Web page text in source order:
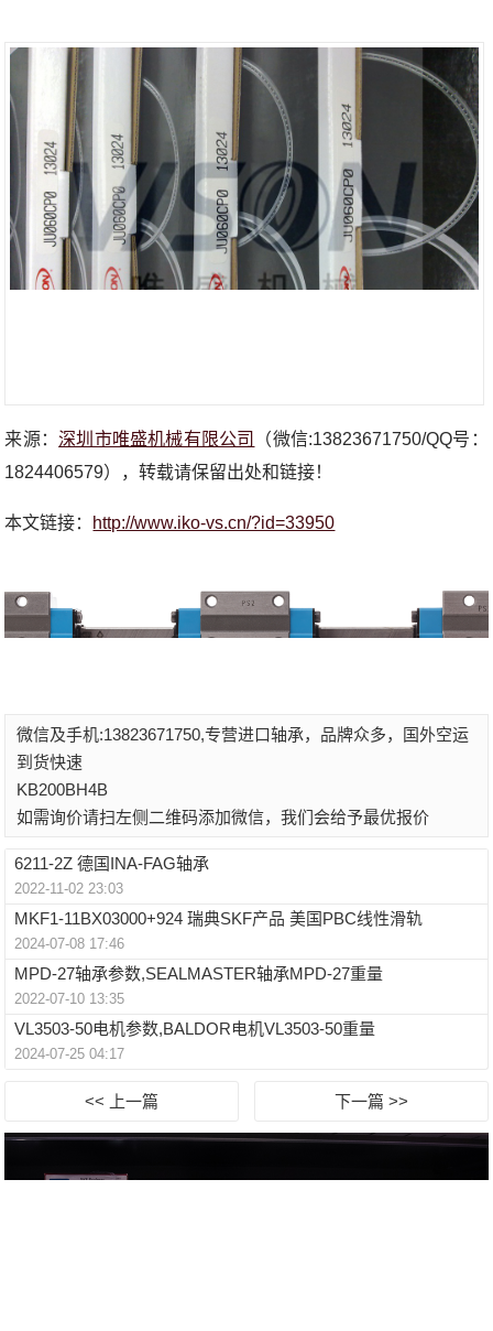
来源：深圳市唯盛机械有限公司
（微信:13823671750/QQ号：
1824406579），转载请保留出处和链接！
本文链接： http://www.iko-vs.cn/?id=33950
微信及手机:13823671750,专营进口轴承，品牌众多，国外空运
到货快速
KB200BH4B
如需询价请扫左侧二维码添加微信，我们会给予最优报价
6211-2Z 德国INA-FAG轴承
2022-11-02 23:03
MKF1-11BX03000+924 瑞典SKF产品 美国PBC线性滑轨
2024-07-08 17:46
MPD-27轴承参数,SEALMASTER轴承MPD-27重量
2022-07-10 13:35
VL3503-50电机参数,BALDOR电机VL3503-50重量
2024-07-25 04:17
<< 上一篇 下一篇 >>